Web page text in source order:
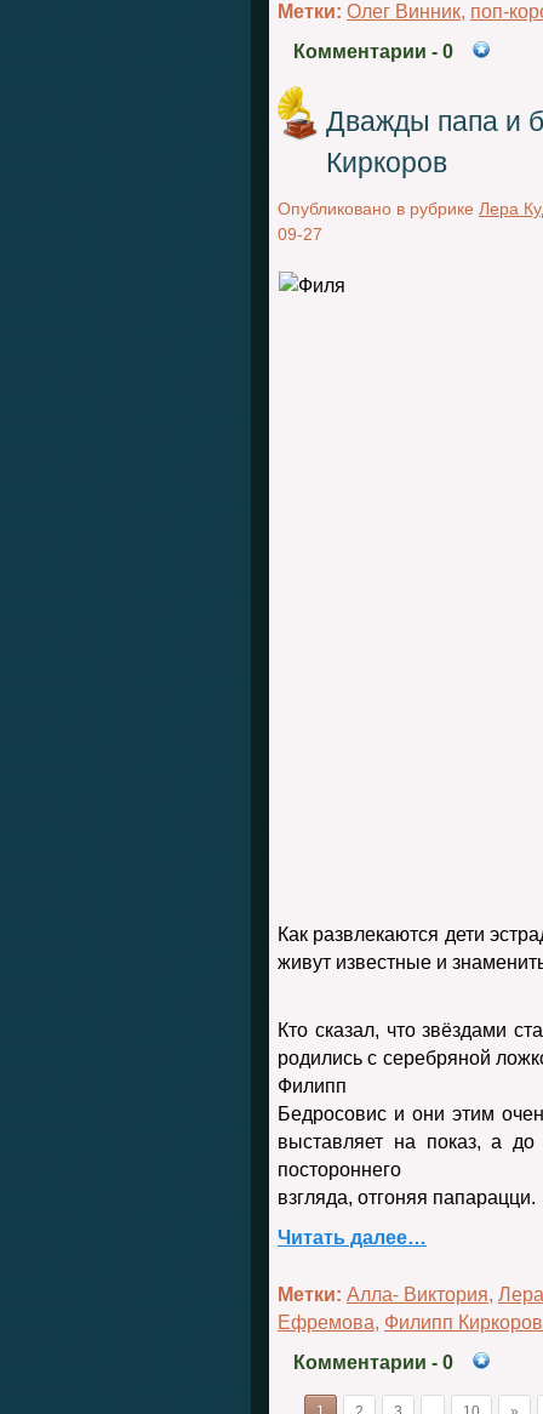
Метки: Олег Винник, поп-
Комментарии - 0
Дважды папа и
Киркоров
Опубликовано в рубрике Лера
09-27
Как развлекаются дети
живут известные и
Кто сказал, что звёздами
родились с серебряной
Филипп
Бедросовис и они этим
выставляет на показ, а
постороннего
взгляда, отгоняя папарацци.
Читать далее…
Метки: Алла- Виктория,
Ефремова, Филипп Киркоров
Комментарии - 0